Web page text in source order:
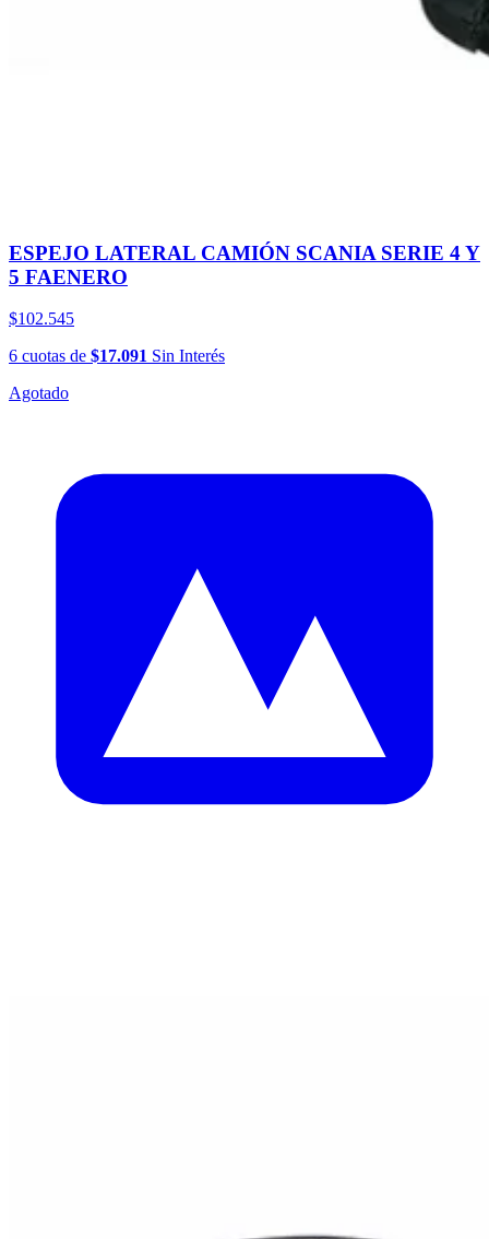
ESPEJO LATERAL CAMIÓN SCANIA SERIE 4 Y
5 FAENERO
$102.545
6 cuotas de $17.091 Sin Interés
Agotado